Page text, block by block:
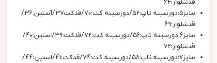
قدشلوار:٦٤
سايز٥:دورسينه تاپ:٥٢/دورسينه كت:٧٠/قدكت٣٧/آستين:٣٦/
قدشلوار:٦٩
سايز٦:دورسينه تاپ:٥٦/دورسينه كت:٧٢/قدكت:٣٩/استين:٤٠/
قدشلوار:٧٢
سايز٧:دورسينه تاپ:٥٨/دورسينه كت:٧٤/قدكت:٤١/استين:٤٤/